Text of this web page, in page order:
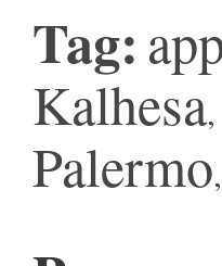
Tag:
Kalhesa,
Palermo,